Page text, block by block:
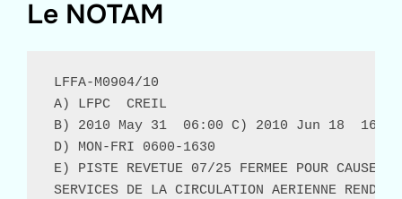
Le NOTAM
LFFA-M0904/10
A) LFPC  CREIL
B) 2010 May 31  06:00 C) 2010 Jun 18  16:30
D) MON-FRI 0600-1630
E) PISTE REVETUE 07/25 FERMEE POUR CAUSE
SERVICES DE LA CIRCULATION AERIENNE RENDUS